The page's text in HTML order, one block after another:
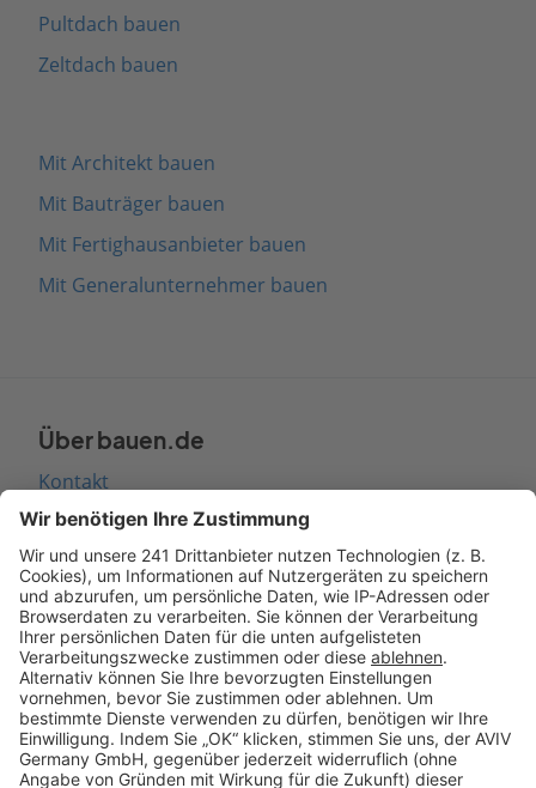
Pultdach bauen
Zeltdach bauen
Mit Architekt bauen
Mit Bauträger bauen
Mit Fertighausanbieter bauen
Mit Generalunternehmer bauen
Über bauen.de
Kontakt
Seitenaufbau
Barrierefreiheit
Cookie Einstellungen
Rechtliches
AGB-Übersicht
Datenschutz